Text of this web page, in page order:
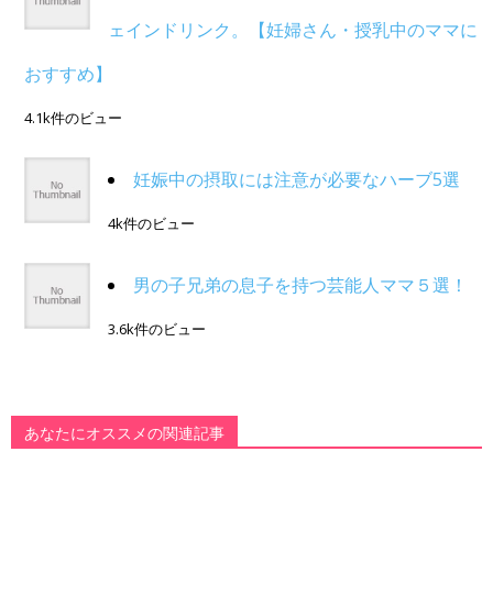
ェインドリンク。【妊婦さん・授乳中のママに
おすすめ】
4.1k件のビュー
妊娠中の摂取には注意が必要なハーブ5選
4k件のビュー
男の子兄弟の息子を持つ芸能人ママ５選！
3.6k件のビュー
あなたにオススメの関連記事